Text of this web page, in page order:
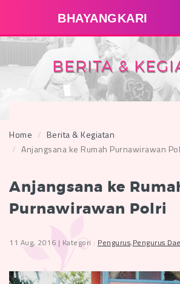
BHAYANGKARI
BERITA &
Home
Berita & Kegiatan
Anjangsana ke Rumah Purnawirawan
Anjangsana ke
Purnawirawan Polri
11 Aug, 2016 | Kategori : Pengurus,Pengurus